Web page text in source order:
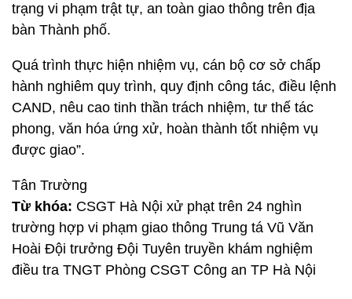
trạng vi phạm trật tự, an toàn giao thông trên địa
bàn Thành phố.
Quá trình thực hiện nhiệm vụ, cán bộ cơ sở chấp
hành nghiêm quy trình, quy định công tác, điều lệnh
CAND, nêu cao tinh thần trách nhiệm, tư thế tác
phong, văn hóa ứng xử, hoàn thành tốt nhiệm vụ
được giao”.
Tân Trường
Từ khóa: CSGT Hà Nội xử phạt trên 24 nghìn
trường hợp vi phạm giao thông Trung tá Vũ Văn
Hoài Đội trưởng Đội Tuyên truyền khám nghiệm
điều tra TNGT Phòng CSGT Công an TP Hà Nội